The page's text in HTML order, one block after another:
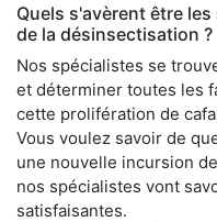
Quels s'avèrent être
de la désinsectisation ?
Nos spécialistes se
et déterminer toutes les
cette prolifération de
Vous voulez savoir de
une nouvelle incursion
nos spécialistes vont
satisfaisantes.